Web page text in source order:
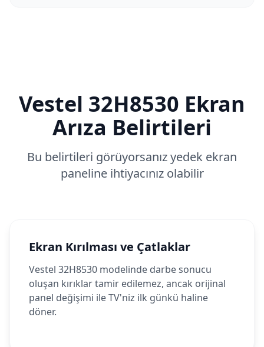
Vestel 32H8530 Ekran
Arıza Belirtileri
Bu belirtileri görüyorsanız yedek ekran
paneline ihtiyacınız olabilir
Ekran Kırılması ve Çatlaklar
Vestel 32H8530 modelinde darbe sonucu
oluşan kırıklar tamir edilemez, ancak orijinal
panel değişimi ile TV'niz ilk günkü haline
döner.